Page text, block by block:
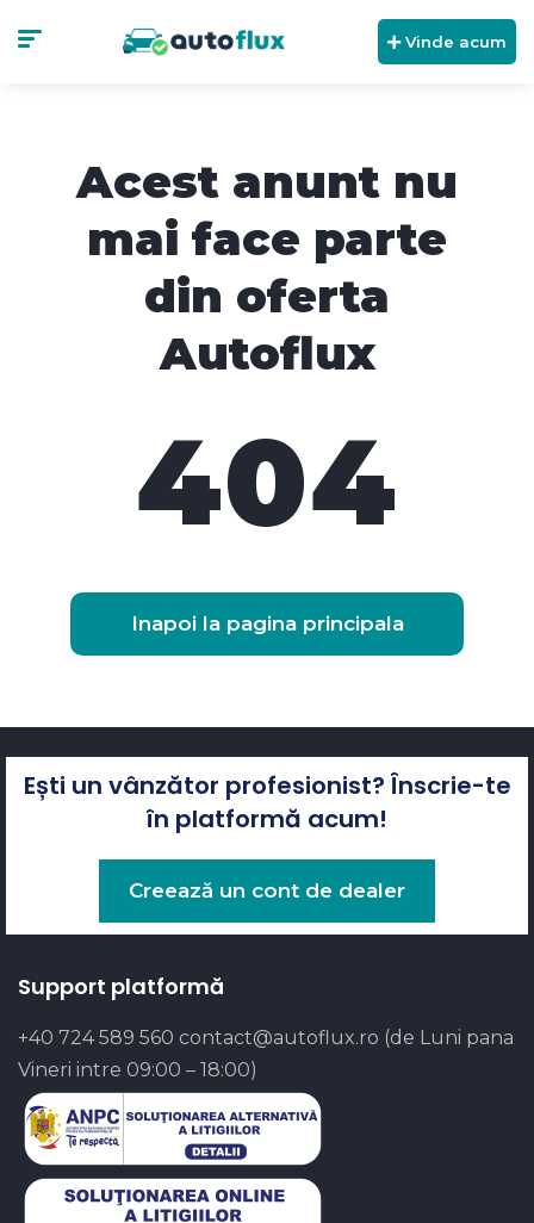
Vinde acum
Acest anunt nu
mai face parte
din oferta
Autoflux
404
Inapoi la pagina principala
Ești un vânzător profesionist? Înscrie-te
în platformă acum!
Creează un cont de dealer
Support platformă
+40 724 589 560 contact@autoflux.ro (de Luni pana
Vineri intre 09:00 – 18:00)